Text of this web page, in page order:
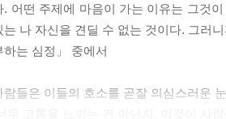
. 어떤 주제에 마음이 가는 이유는 그것
는 나 자신을 견딜 수 없는 것이다. 그러
하는 심정」 중에서
람들은 이들의 호소를 곧잘 의심스러운